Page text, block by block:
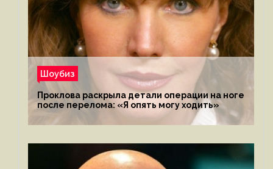
Шоубиз
Проклова раскрыла детали операции на ноге
после перелома: «Я опять могу ходить»